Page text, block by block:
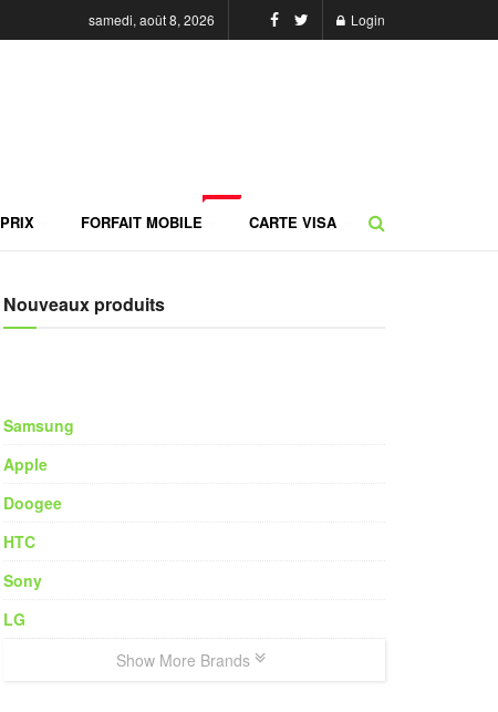
samedi, août 8, 2026 Login
PRIX FORFAIT MOBILE CARTE VISA
Nouveaux produits
Samsung
Apple
Doogee
HTC
Sony
LG
Show More Brands